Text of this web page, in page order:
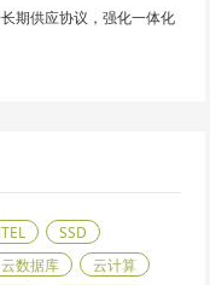
期供应协议，强化一体化
SSD
云数据库
云计算